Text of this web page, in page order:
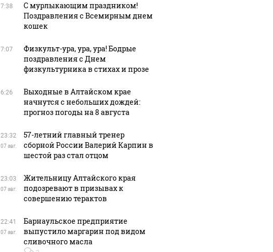
В ОАЭ произошло
жестокое убийство
Все новости по
7:38
С мурлыкающим праздником!
Поздравления с Всемирным днем
кошек
7:07
Физкульт-ура, ура, ура! Бодрые
поздравления с Днем
физкультурника в стихах и прозе
6:26
Выходные в Алтайском крае
начнутся с небольших дождей:
прогноз погоды на 8 августа
23:32
07 авг.
57-летний главный тренер
сборной России Валерий Карпин в
шестой раз стал отцом
23:03
07 авг.
Жительницу Алтайского края
подозревают в призывах к
совершению терактов
22:41
07 авг.
Барнаульское предприятие
выпустило маргарин под видом
сливочного масла